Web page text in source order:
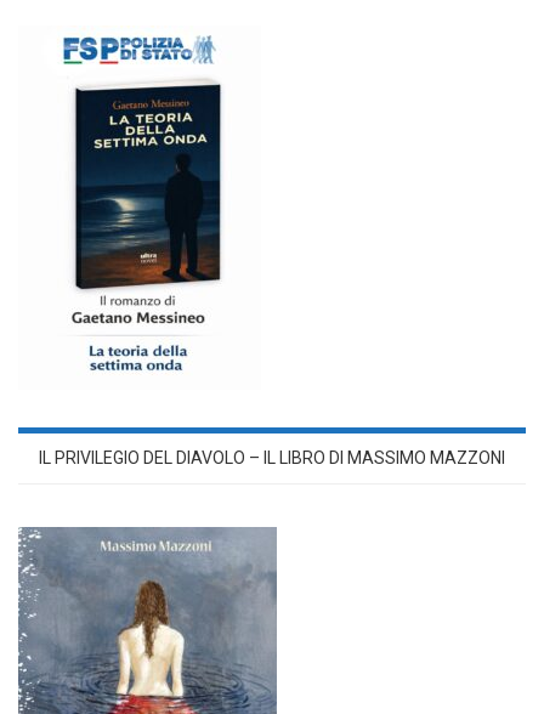
IL PRIVILEGIO DEL DIAVOLO – IL LIBRO DI MASSIMO MAZZONI